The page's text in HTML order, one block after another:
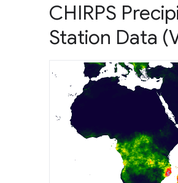
CHIRPS
Station Data